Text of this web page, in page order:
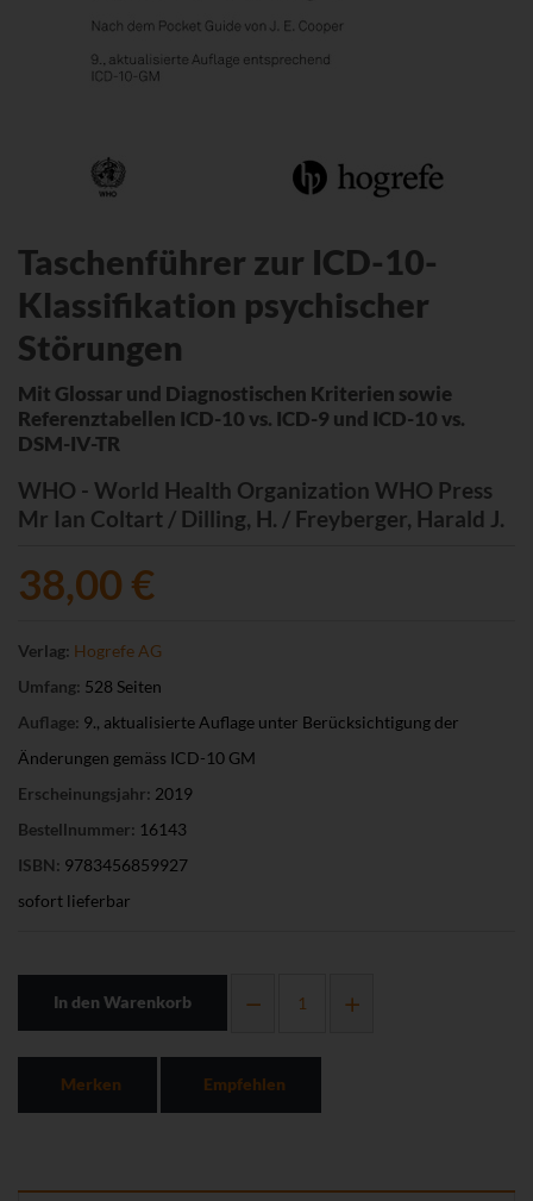
Taschenführer zur ICD-10-
Klassifikation psychischer
Störungen
Mit Glossar und Diagnostischen Kriterien sowie
Referenztabellen ICD-10 vs. ICD-9 und ICD-10 vs.
DSM-IV-TR
WHO - World Health Organization WHO Press
Mr Ian Coltart / Dilling, H. / Freyberger, Harald J.
38,00 €
Verlag: Hogrefe AG
Umfang: 528 Seiten
Auflage: 9., aktualisierte Auflage unter Berücksichtigung der
Änderungen gemäss ICD-10 GM
Erscheinungsjahr: 2019
Bestellnummer: 16143
ISBN: 9783456859927
sofort lieferbar
In den Warenkorb
Merken Empfehlen